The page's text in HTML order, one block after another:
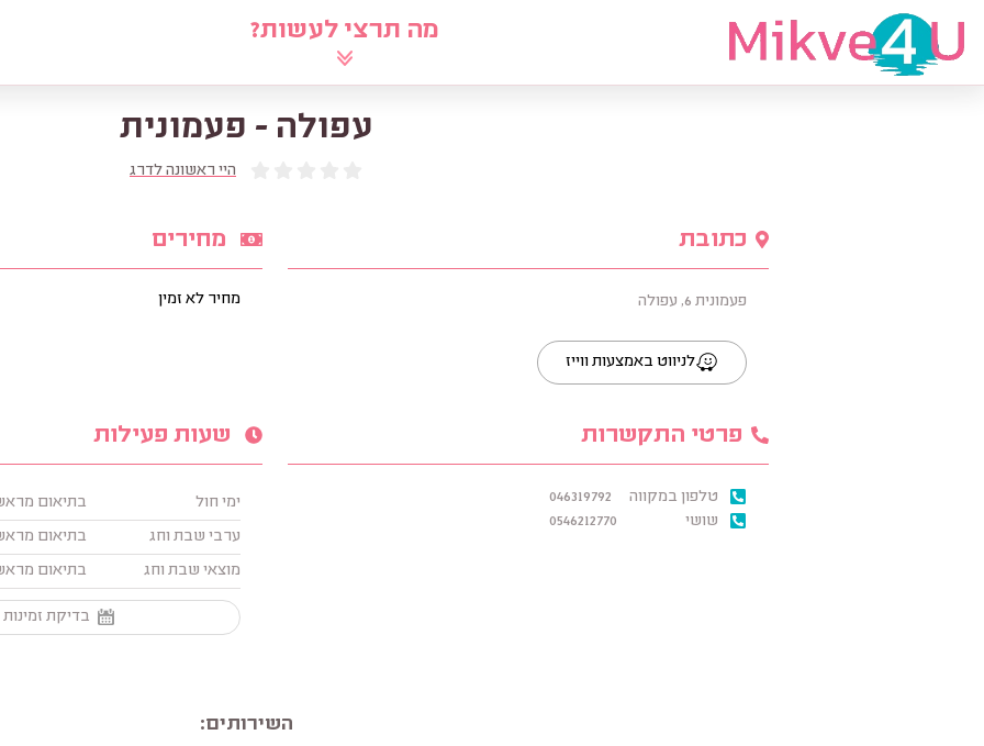
מה תרצי לעשות?
לוח שאלי את הרב
עפולה - פעמונית
היי ראשונה לדרג
כתובת
פעמונית 6, עפולה
לניווט באמצעות ווייז
מחירים
מחיר לא זמין
פרטי התקשרות
טלפון במקווה
046319792
שושי
0546212770
שעות פעילות
ימי חול
בתיאום
ערבי שבת וחג
בתיאום
מוצאי שבת וחג
בתיאום
בדיקת
השירותים: